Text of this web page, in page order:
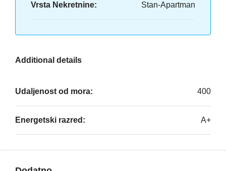
Vrsta Nekretnine: Stan-Apartman
Additional details
Udaljenost od mora: 400
Energetski razred: A+